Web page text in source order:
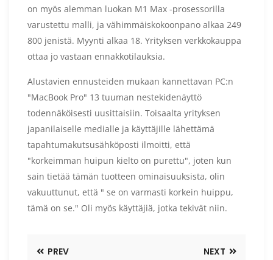
on myös alemman luokan M1 Max -prosessorilla
varustettu malli, ja vähimmäiskokoonpano alkaa 249
800 jenistä. Myynti alkaa 18. Yrityksen verkkokauppa
ottaa jo vastaan ​​ennakkotilauksia.
Alustavien ennusteiden mukaan kannettavan PC:n
"MacBook Pro" 13 tuuman nestekidenäyttö
todennäköisesti uusittaisiin. Toisaalta yrityksen
japanilaiselle medialle ja käyttäjille lähettämä
tapahtumakutsusähköposti ilmoitti, että
"korkeimman huipun kielto on purettu", joten kun
sain tietää tämän tuotteen ominaisuuksista, olin
vakuuttunut, että " se on varmasti korkein huippu,
tämä on se." Oli myös käyttäjiä, jotka tekivät niin.
PREV NEXT